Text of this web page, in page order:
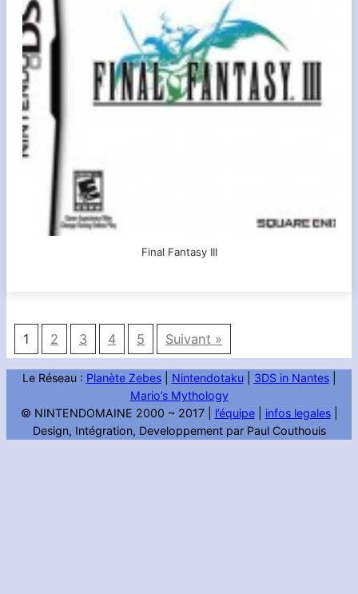
Final Fantasy III
1 2 3 4 5 Suivant »
Le Réseau : Planète Zebes| Nintendotaku| 3DS in Nantes|
Mario’s Mythology
© NINTENDOMAINE 2000 ~ 2017 | l’équipe| infos legales|
Design, Intégration, Developpement par Paul Couthouis